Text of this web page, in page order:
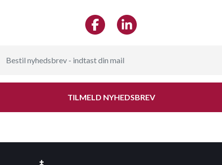
TILMELD NYHEDSBREV